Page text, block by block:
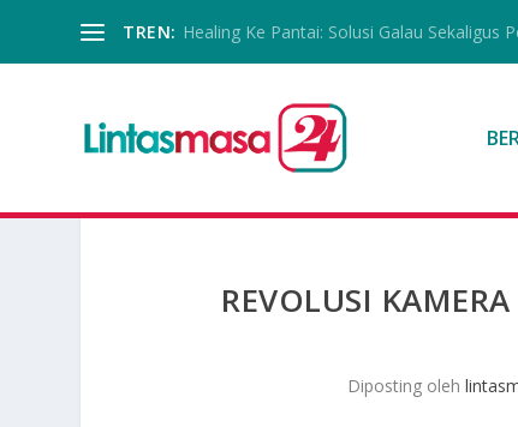
TREN: Healing Ke Pantai: Solusi Galau Sekaligus
REVOLUSI
Diposting oleh